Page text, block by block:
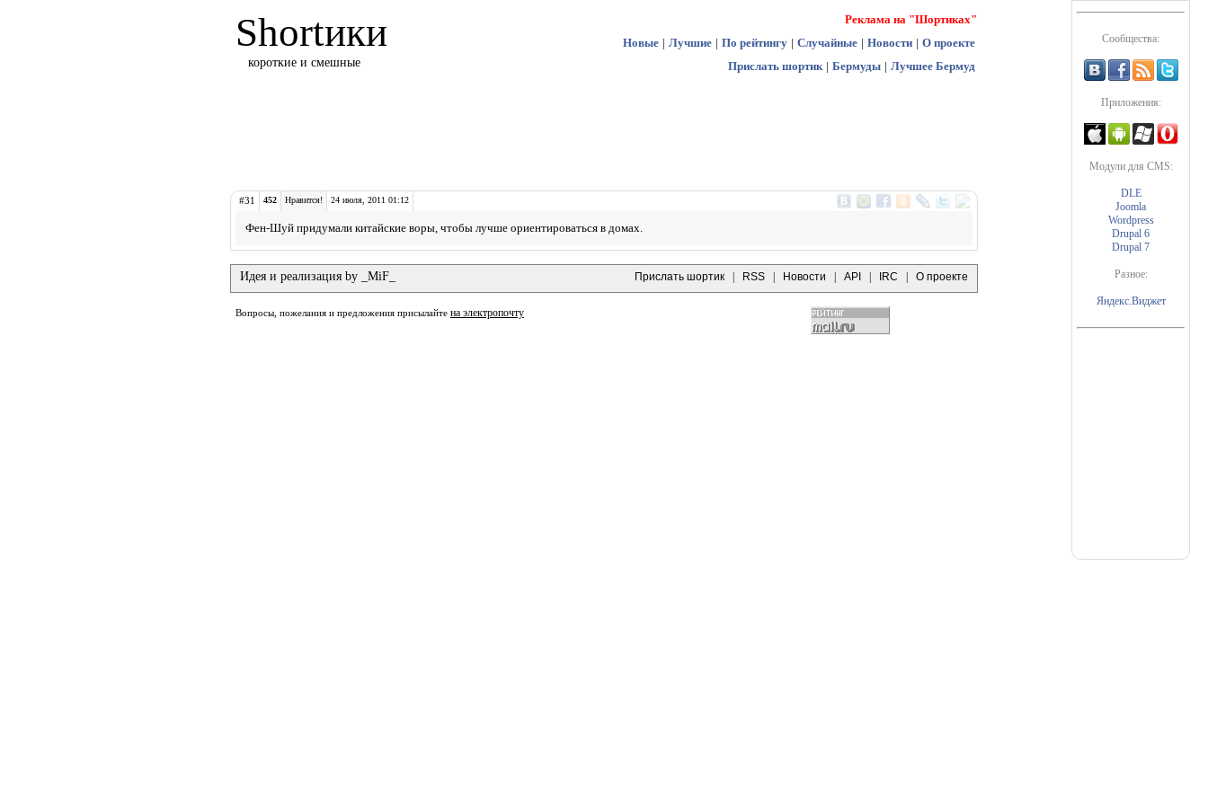
Сообщества:
Приложения:
Модули для CMS:
DLE
Joomla
Wordpress
Drupal 6
Drupal 7
Разное:
Яндекс.Виджет
Shortики
Реклама на "Шортиках"
Новые | Лучшие | По рейтингу | Случайные | Новости | О проекте
Прислать шортик | Бермуды | Лучшее Бермуд
короткие и смешные
#31 452 Нравится! 24 июля, 2011 01:12
Фен-Шуй придумали китайские воры, чтобы лучше ориентироваться в домах.
Идея и реализация by _MiF_ Прислать шортик RSS Новости API IRC О проекте
Вопросы, пожелания и предложения присылайте на электропочту